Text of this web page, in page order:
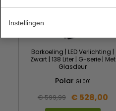
Instellingen
Barkoeling | LED Verlichting |
Zwart | 138 Liter | G-serie | Met
Glasdeur
Polar GL001
€ 599,99 € 528,00